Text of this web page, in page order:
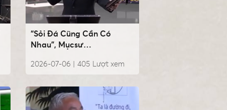
“Sỏi Đá Cũng Cần Có
Nhau”, Mụcsư
2026-07-06 | Lượt xem
405